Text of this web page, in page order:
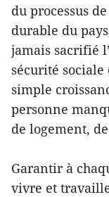
du processus
durable du
jamais sacrifié
sécurité
simple
personne
de logement,
Garantir à
vivre et